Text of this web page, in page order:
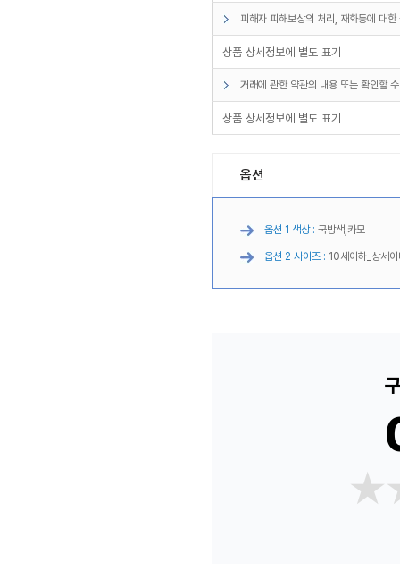
피해자 피해보상의 처리, 재화등에 대
상품 상세정보에 별도 표기
거래에 관한 약관의 내용 또는 확인할
상품 상세정보에 별도 표기
옵션
옵션 1 색상 : 국방색,카모
옵션 2 사이즈 : 10세이하_상세